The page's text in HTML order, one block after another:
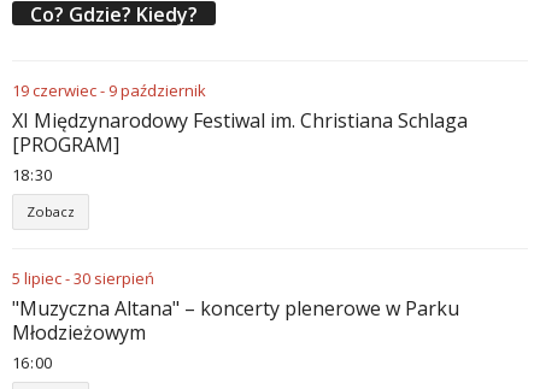
Co? Gdzie? Kiedy?
19czerwiec- 9październik
XI Międzynarodowy Festiwal im. Christiana Schlaga
[PROGRAM]
18 30
Zobacz
5 lipiec-30 sierpień
"Muzyczna Altana" – koncerty plenerowe w Parku
Młodzieżowym
16 00